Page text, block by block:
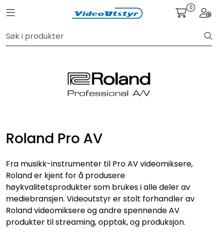
Toggle navigation 0
Roland Pro AV
Fra musikk-instrumenter til Pro AV videomiksere,
Roland er kjent for å produsere
høykvalitetsprodukter som brukes i alle deler av
mediebransjen. Videoutstyr er stolt forhandler av
Roland videomiksere og andre spennende AV
produkter til streaming, opptak, og produksjon.
VIDEO
VAREMERKER
AKTUELT
BRUKT
SAMTALEROM